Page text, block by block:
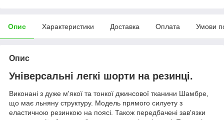
Опис Характеристики Доставка Оплата Умови
Опис
Універсальні легкі шорти на резинці.
Виконані з дуже м'якої та тонкої джинсової тканини Шамбре,
що має льняну структуру. Модель прямого силуету з
еластичною резинкою на поясі. Також передбачені зав'язки